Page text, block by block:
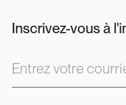
Inscrivez-vous à
Entrez votre